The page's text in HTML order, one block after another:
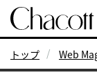
トップ Web